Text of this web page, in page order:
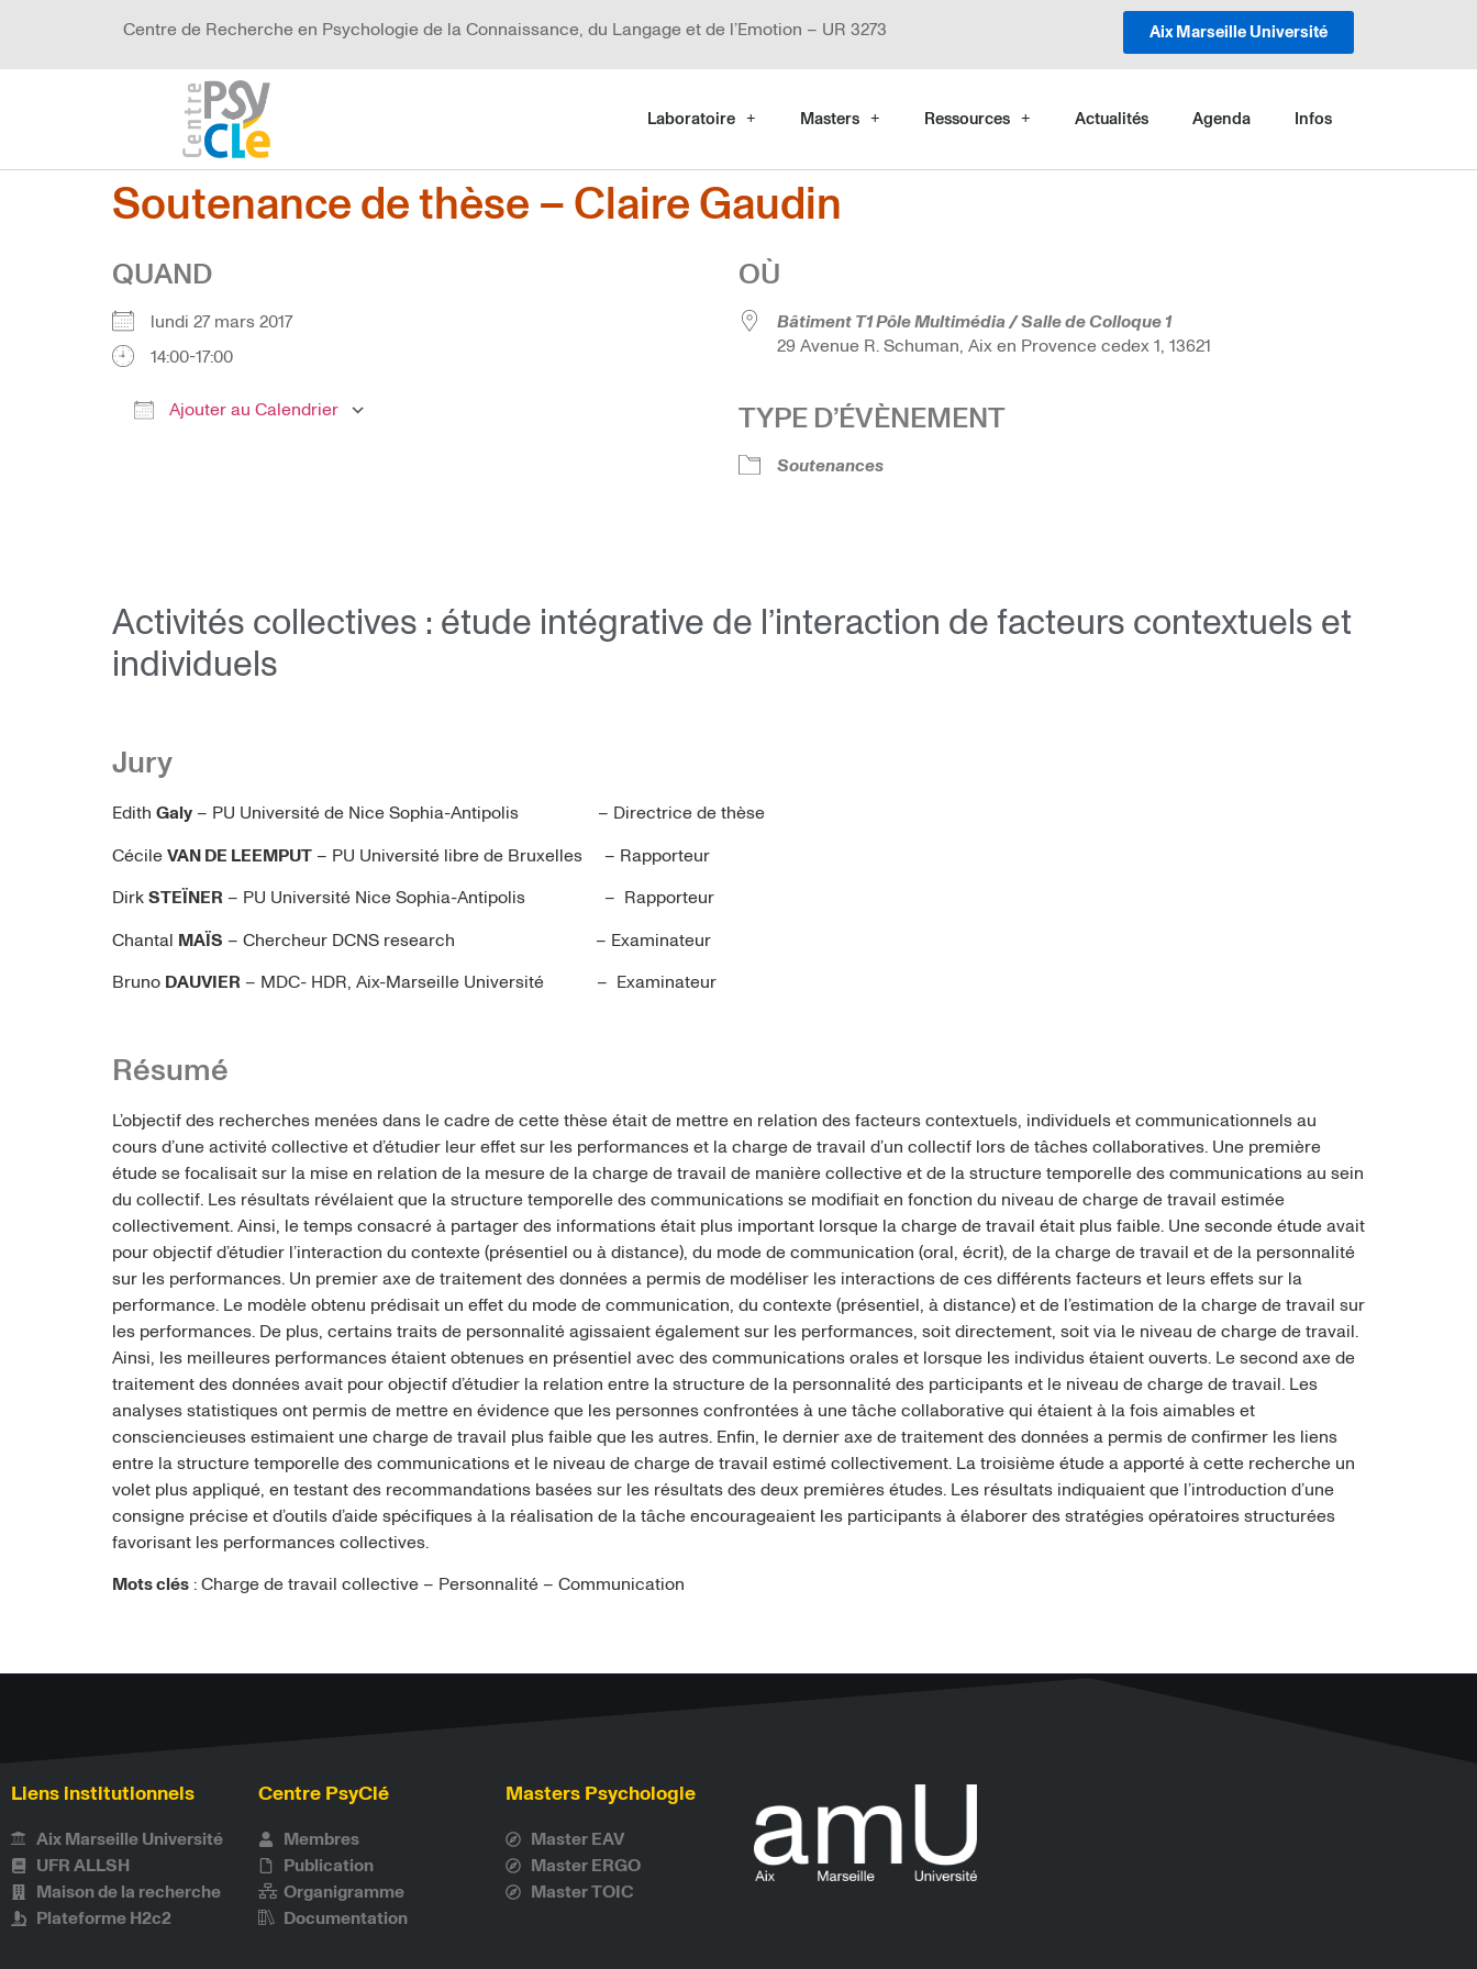
Centre de Recherche en Psychologie de la Connaissance, du Langage et de l’Emotion – UR 3273 Aix Marseille Université
Laboratoire Masters Ressources Actualités Agenda Infos
Soutenance de thèse – Claire Gaudin
QUAND
lundi 27 mars 2017
14:00-17:00
Ajouter au Calendrier
OÙ
Bâtiment T1 Pôle Multimédia / Salle de Colloque 1
29 Avenue R. Schuman, Aix en Provence cedex 1, 13621
TYPE D’ÉVÈNEMENT
Soutenances
Activités collectives : étude intégrative de l’interaction de facteurs contextuels et
individuels
Jury
Edith Galy – PU Université de Nice Sophia-Antipolis – Directrice de thèse
Cécile VAN DE LEEMPUT – PU Université libre de Bruxelles – Rapporteur
Dirk STEÏNER – PU Université Nice Sophia-Antipolis – Rapporteur
Chantal MAÏS – Chercheur DCNS research – Examinateur
Bruno DAUVIER – MDC- HDR, Aix-Marseille Université – Examinateur
Résumé
L’objectif des recherches menées dans le cadre de cette thèse était de mettre en relation des facteurs contextuels, individuels et communicationnels au
cours d’une activité collective et d’étudier leur effet sur les performances et la charge de travail d’un collectif lors de tâches collaboratives. Une première
étude se focalisait sur la mise en relation de la mesure de la charge de travail de manière collective et de la structure temporelle des communications au sein
du collectif. Les résultats révélaient que la structure temporelle des communications se modifiait en fonction du niveau de charge de travail estimée
collectivement. Ainsi, le temps consacré à partager des informations était plus important lorsque la charge de travail était plus faible. Une seconde étude avait
pour objectif d’étudier l’interaction du contexte (présentiel ou à distance), du mode de communication (oral, écrit), de la charge de travail et de la personnalité
sur les performances. Un premier axe de traitement des données a permis de modéliser les interactions de ces différents facteurs et leurs effets sur la
performance. Le modèle obtenu prédisait un effet du mode de communication, du contexte (présentiel, à distance) et de l’estimation de la charge de travail sur
les performances. De plus, certains traits de personnalité agissaient également sur les performances, soit directement, soit via le niveau de charge de travail.
Ainsi, les meilleures performances étaient obtenues en présentiel avec des communications orales et lorsque les individus étaient ouverts. Le second axe de
traitement des données avait pour objectif d’étudier la relation entre la structure de la personnalité des participants et le niveau de charge de travail. Les
analyses statistiques ont permis de mettre en évidence que les personnes confrontées à une tâche collaborative qui étaient à la fois aimables et
consciencieuses estimaient une charge de travail plus faible que les autres. Enfin, le dernier axe de traitement des données a permis de confirmer les liens
entre la structure temporelle des communications et le niveau de charge de travail estimé collectivement. La troisième étude a apporté à cette recherche un
volet plus appliqué, en testant des recommandations basées sur les résultats des deux premières études. Les résultats indiquaient que l’introduction d’une
consigne précise et d’outils d’aide spécifiques à la réalisation de la tâche encourageaient les participants à élaborer des stratégies opératoires structurées
favorisant les performances collectives.
Mots clés : Charge de travail collective – Personnalité – Communication
Liens institutionnels
Aix Marseille Université
UFR ALLSH
Maison de la recherche
Plateforme H2c2
Centre PsyClé
Membres
Publication
Organigramme
Documentation
Masters Psychologie
Master EAV
Master ERGO
Master TOIC